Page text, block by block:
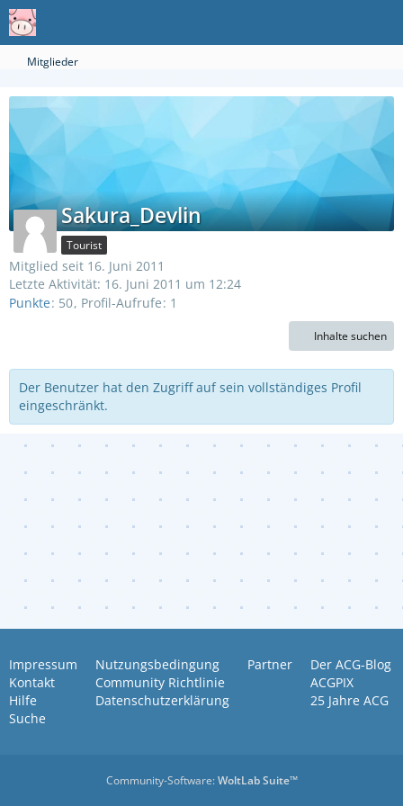
Mitglieder
Sakura_Devlin
Tourist
Mitglied seit 16. Juni 2011
Letzte Aktivität: 16. Juni 2011 um 12:24
Punkte 50 Profil-Aufrufe 1
Inhalte suchen
Der Benutzer hat den Zugriff auf sein vollständiges Profil
eingeschränkt.
Impressum
Kontakt
Hilfe
Suche
Nutzungsbedingung
Community Richtlinie
Datenschutzerklärung
Partner
Der ACG-Blog
ACGPIX
25 Jahre ACG
Community-Software:WoltLab Suite™